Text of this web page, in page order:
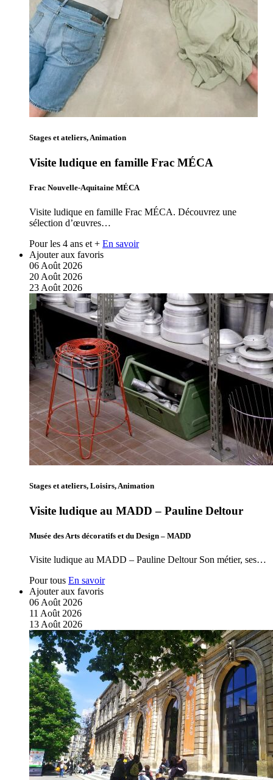
Stages et ateliers, Animation
Visite ludique en famille Frac MÉCA
Frac Nouvelle-Aquitaine MÉCA
Visite ludique en famille Frac MÉCA. Découvrez une
sélection d’œuvres…
Pour les 4 ans et + En savoir
Ajouter aux favoris
06 Août 2026
20 Août 2026
23 Août 2026
Stages et ateliers, Loisirs, Animation
Visite ludique au MADD – Pauline Deltour
Musée des Arts décoratifs et du Design – MADD
Visite ludique au MADD – Pauline Deltour Son métier, ses…
Pour tous En savoir
Ajouter aux favoris
06 Août 2026
11 Août 2026
13 Août 2026